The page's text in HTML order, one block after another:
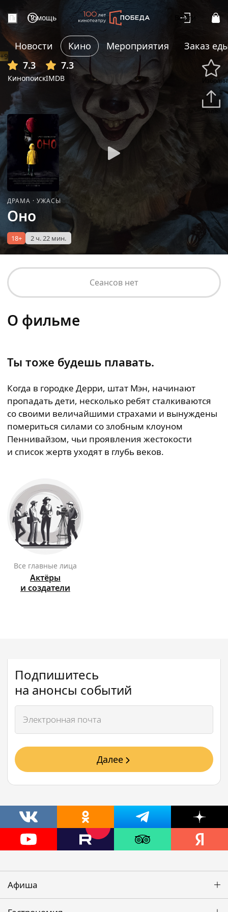
Помощь Войти
Новости Кино Мероприятия
Заказ
7.3
Кинопоиск
7.3
IMDB
+9
ДРАМА · УЖАСЫ
Оно
18+ 2 ч. 22 мин.
Сеансов нет
О фильме
Ты тоже будешь плавать.
Когда в городке Дерри, штат Мэн, начинают
пропадать дети, несколько ребят сталкиваются
со своими величайшими страхами и вынуждены
помериться силами со злобным клоуном
Пеннивайзом, чьи проявления жестокости
и список жертв уходят в глубь веков.
Все главные лица
Актёры
и создатели
Подпишитесь
на анонсы событий
Далее
Афиша